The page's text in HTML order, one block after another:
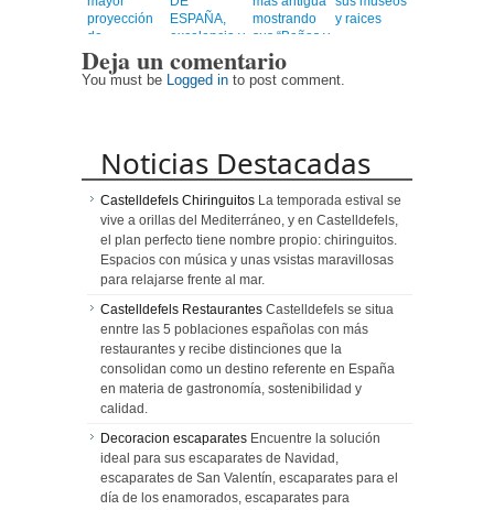
proyección
de
Centroamérica
ESPAÑA,
excelencia y
un viaje
emocionante
mostrando
sus “Baños y
Mezquitas”
y raices
Deja un comentario
You must be Logged in to post comment.
Noticias Destacadas
Castelldefels Chiringuitos La temporada estival se
vive a orillas del Mediterráneo, y en Castelldefels,
el plan perfecto tiene nombre propio: chiringuitos.
Espacios con música y unas vsistas maravillosas
para relajarse frente al mar.
Castelldefels Restaurantes Castelldefels se situa
enntre las 5 poblaciones españolas con más
restaurantes y recibe distinciones que la
consolidan como un destino referente en España
en materia de gastronomía, sostenibilidad y
calidad.
Decoracion escaparates Encuentre la solución
ideal para sus escaparates de Navidad,
escaparates de San Valentín, escaparates para el
día de los enamorados, escaparates para